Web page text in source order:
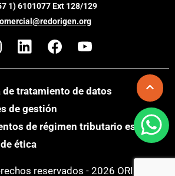
1) 6101077 Ext 128/129
tratamiento de datos
de gestión
de régimen tributario especial
ética
reservados - 2026 ORIGEN